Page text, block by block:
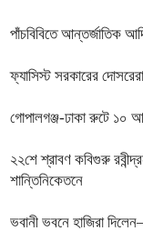
পাঁচবিবিতে আন্তর্জাতিক
ফ্যাসিস্ট সরকারের
গোপালগঞ্জ-ঢাকা রুটে ১০
২২শে শ্রাবণ কবিগুরু
শান্তিনিকেতনে
ভবানী ভবনে হাজিরা